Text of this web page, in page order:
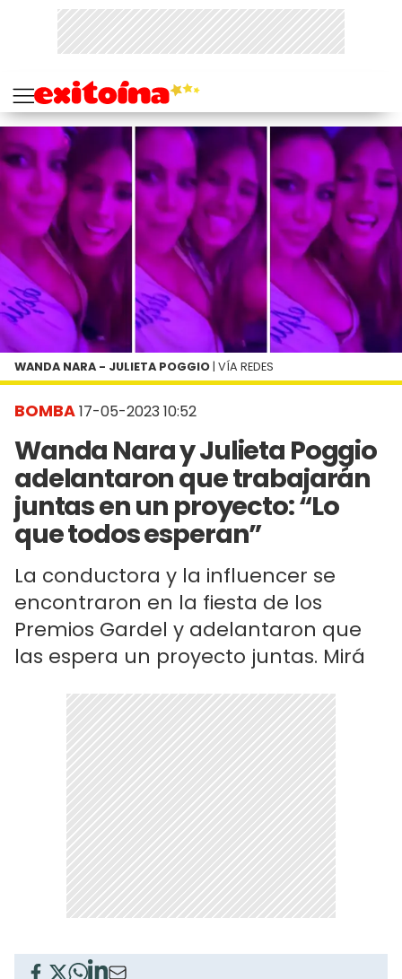
BOMBA17-05-2023 10:52
Wanda Nara y Julieta Poggio
adelantaron que trabajarán
juntas en un proyecto: “Lo
que todos esperan”
La conductora y la influencer se
encontraron en la fiesta de los
Premios Gardel y adelantaron que
las espera un proyecto juntas. Mirá
WANDA NARA - JULIETA POGGIO | VÍA REDES